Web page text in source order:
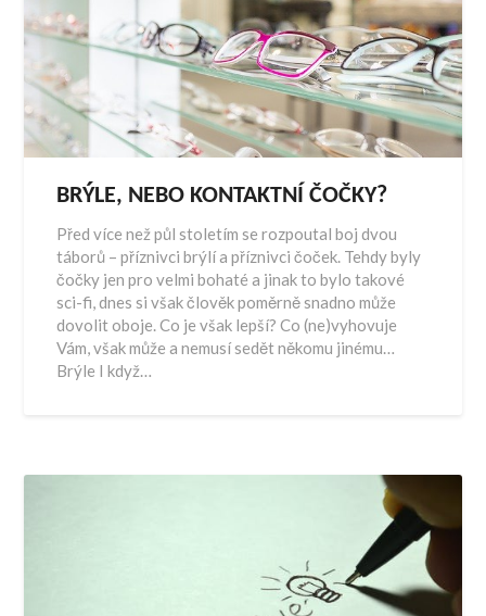
BRÝLE, NEBO KONTAKTNÍ ČOČKY?
Před více než půl stoletím se rozpoutal boj dvou
táborů – příznivci brýlí a příznivci čoček. Tehdy byly
čočky jen pro velmi bohaté a jinak to bylo takové
sci-fi, dnes si však člověk poměrně snadno může
dovolit oboje. Co je však lepší? Co (ne)vyhovuje
Vám, však může a nemusí sedět někomu jinému…
Brýle I když…